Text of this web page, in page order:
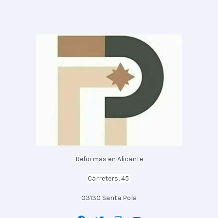
Reformas en Alicante
Carreters, 45
03130 Santa Pola